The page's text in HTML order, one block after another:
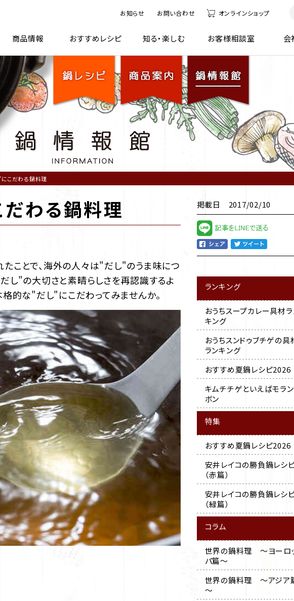
お知らせ お問い合わせ オンラインショップ
商品情報 おすすめレシピ 知る・楽しむ お客様相談室 会
商品案内 鍋情報館
こだわる鍋料理
わる鍋料理
ことで、海外の人々は"だし"のうま味につ
し"の大切さと素晴らしさを再認識するよ
格的な"だし"にこだわってみませんか。
掲載日 2017/02/10
ランキング
おうちスープカレー具材
キング
おうちスンドゥブチゲの具
ランキング
おすすめ夏鍋レシピ2026
キムチチゲといえばモラン
ボン
特集
おすすめ夏鍋レシピ2026
安井レイコの勝負鍋レシ
（赤篇）
安井レイコの勝負鍋レシ
（緑篇）
コラム
世界の鍋料理 ～ヨーロ
パ篇～
世界の鍋料理 ～アジア
～